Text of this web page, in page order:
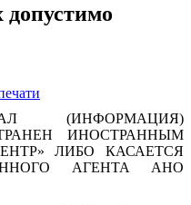
(ИНФОРМАЦИЯ)
ИНОСТРАННЫМ
ЛИБО КАСАЕТСЯ
АГЕНТА АНО